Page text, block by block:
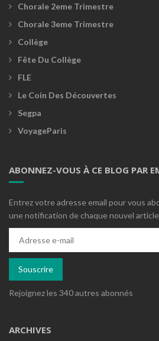
Chorale 2eme Trimestre
Chorale 3eme Trimestre
Collège
Fête Du Collège
FLE
Le Coin Des Découvertes
Segpa
VoyageParis
ABONNEZ-VOUS À CE BLOG PAR
Entrez votre adresse email pour vous
une notification de chaque nouvel article
mail
Souscrire
Rejoignez les 340 autres abonnés
ARCHIVES